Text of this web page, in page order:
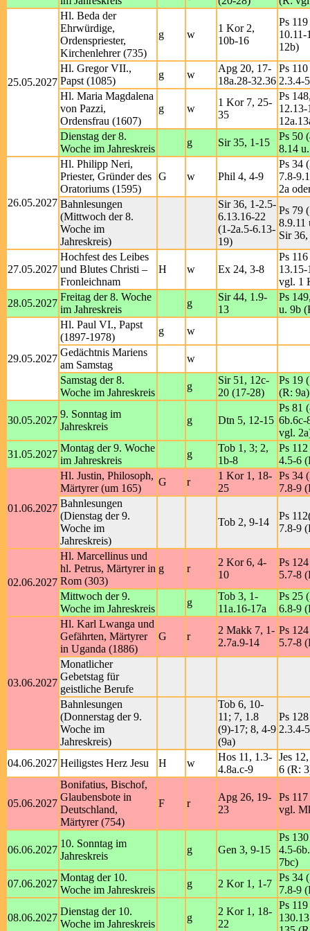
25.05.2027
Hl. Beda der
Ehrwürdige,
Ordenspriester,
Kirchenlehrer (735)
g w
1 Kor 2,
10b-16
Ps
10.11-
12b)
Hl. Gregor VII.,
Papst (1085)
g w
Apg 20, 17-
18a.28-32.36
Ps
2.3.4-
Hl. Maria Magdalena
von Pazzi,
Ordensfrau (1607)
g w
1 Kor 7, 25-
35
Ps
Dienstag der 8.
Woche im Jahreskreis
g Sir 35, 1-15
Ps 50
8.14
26.05.2027
Hl. Philipp Neri,
Priester, Gründer des
Oratoriums (1595)
G w Phil 4, 4-9
Ps 34
7.8-
2a
Bahnlesungen
(Mittwoch der 8.
Woche im
Jahreskreis)
Sir 36, 1-2.5-
6.13.16-22
(1-2a.5-6.13-
19)
Ps 79
8.9.11
Sir
27.05.2027
Hochfest des Leibes
und Blutes Christi –
Fronleichnam
H w Ex 24, 3-8
Ps
vgl. 1
28.05.2027
Freitag der 8. Woche
im Jahreskreis
g
Sir 44, 1.9-
13
Ps
u. 9b
29.05.2027
Hl. Paul VI., Papst
(1897-1978)
g
w
Gedächtnis Mariens
am Samstag
w
Samstag der 8.
Woche im Jahreskreis
g
Sir 51, 12c-
20 (17-28)
Ps 19
(R: 9a)
30.05.2027
9. Sonntag im
Jahreskreis
g Dtn 5, 12-15
Ps 81
6b.6c-
vgl.
31.05.2027
Montag der 9. Woche
im Jahreskreis
g
Tob 1, 3; 2,
1b-8
Ps
4.5-6
01.06.2027
Hl. Justin, Philosoph,
Märtyrer (um 165)
G r
1 Kor 1, 18-
25
Ps 34
7.8-9
Bahnlesungen
(Dienstag der 9.
Woche im
Jahreskreis)
Tob 2, 9-14
Ps
7.8-9
02.06.2027
Hl. Marcellinus und
hl. Petrus, Märtyrer in
Rom (303)
g r
2 Kor 6, 4-
10
Ps
5.7-8
Mittwoch der 9.
Woche im Jahreskreis
g
Tob 3, 1-
11a.16-17a
Ps 25
6.8-9
03.06.2027
Hl. Karl Lwanga und
Gefährten, Märtyrer
in Uganda (1886)
G r
2 Makk 7, 1-
2.7a.9-14
Ps
5.7-8
Monatlicher
Gebetstag für
geistliche Berufe
Bahnlesungen
(Donnerstag der 9.
Woche im
Jahreskreis)
Tob 6, 10-
11; 7, 1.8
(9)-17; 8, 4-9
(9a)
Ps
2.3.4-
04.06.2027 Heiligstes Herz Jesu H w
Hos 11, 1.3-
4.8a.c-9
Jes
6 (R:
05.06.2027
Bonifatius, Bischof,
Glaubensbote in
Deutschland,
Märtyrer (754)
F r
Apg 26, 19-
23
Ps
vgl.
06.06.2027
10. Sonntag im
Jahreskreis
g Gen 3, 9-15
Ps
4.5-
7bc)
07.06.2027
Montag der 10.
Woche im Jahreskreis
g 2 Kor 1, 1-7
Ps 34
7.8-9
08.06.2027
Dienstag der 10.
Woche im Jahreskreis
g
2 Kor 1, 18-
22
Ps